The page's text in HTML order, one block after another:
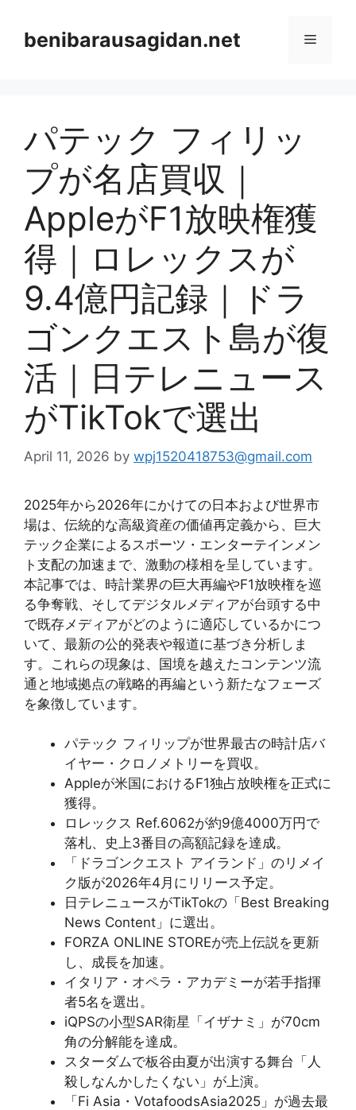
contentbenibarausagidan.net Menu
パテック フィリッ
プが名店買収｜
AppleがF1放映権獲
得｜ロレックスが
9.4億円記録｜ドラ
ゴンクエスト島が復
活｜日テレニュース
がTikTokで選出
April 11, 2026 by wpj1520418753@gmail.com
2025年から2026年にかけての日本および世界市
場は、伝統的な高級資産の価値再定義から、巨大
テック企業によるスポーツ・エンターテインメン
ト支配の加速まで、激動の様相を呈しています。
本記事では、時計業界の巨大再編やF1放映権を巡
る争奪戦、そしてデジタルメディアが台頭する中
で既存メディアがどのように適応しているかにつ
いて、最新の公的発表や報道に基づき分析しま
す。これらの現象は、国境を越えたコンテンツ流
通と地域拠点の戦略的再編という新たなフェーズ
を象徴しています。
パテック フィリップが世界最古の時計店バ
イヤー・クロノメトリーを買収。
Appleが米国におけるF1独占放映権を正式に
獲得。
ロレックス Ref.6062が約9億4000万円で
落札、史上3番目の高額記録を達成。
「ドラゴンクエスト アイランド」のリメイ
ク版が2026年4月にリリース予定。
日テレニュースがTikTokの「Best Breaking
News Content」に選出。
FORZA ONLINE STOREが売上伝説を更新
し、成長を加速。
イタリア・オペラ・アカデミーが若手指揮
者5名を選出。
iQPSの小型SAR衛星「イザナミ」が70cm
角の分解能を達成。
スターダムで板谷由夏が出演する舞台「人
殺しなんかしたくない」が上演。
「Fi Asia・VotafoodsAsia2025」が過去最